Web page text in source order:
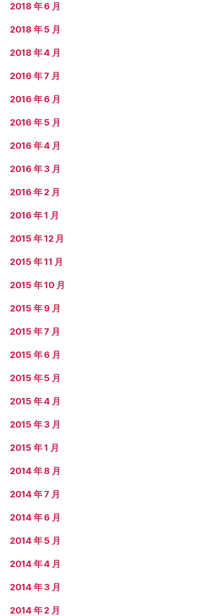
2018 年 6 月
2018 年 5 月
2018 年 4 月
2016 年 7 月
2016 年 6 月
2016 年 5 月
2016 年 4 月
2016 年 3 月
2016 年 2 月
2016 年 1 月
2015 年 12 月
2015 年 11 月
2015 年 10 月
2015 年 9 月
2015 年 7 月
2015 年 6 月
2015 年 5 月
2015 年 4 月
2015 年 3 月
2015 年 1 月
2014 年 8 月
2014 年 7 月
2014 年 6 月
2014 年 5 月
2014 年 4 月
2014 年 3 月
2014 年 2 月